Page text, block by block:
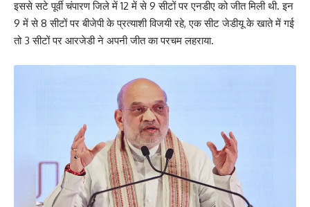
इससे सटे पूर्वी चंपारण जिले में 12 में से 9 सीटों पर एनडीए को जीत मिली थी. इन
9 में से 8 सीटों पर बीजेपी के प्रत्याशी विजयी रहे, एक सीट जेडीयू के खाते में गई
तो 3 सीटों पर आरजेडी ने अपनी जीत का परचम लहराया.